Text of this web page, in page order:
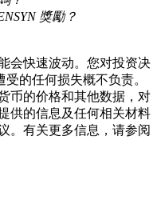
務
獎勵？
会快速波动。您对投资决
的任何损失概不负责。
币的价格和其他数据，对
供的信息及任何相关材料
。有关更多信息，请参阅